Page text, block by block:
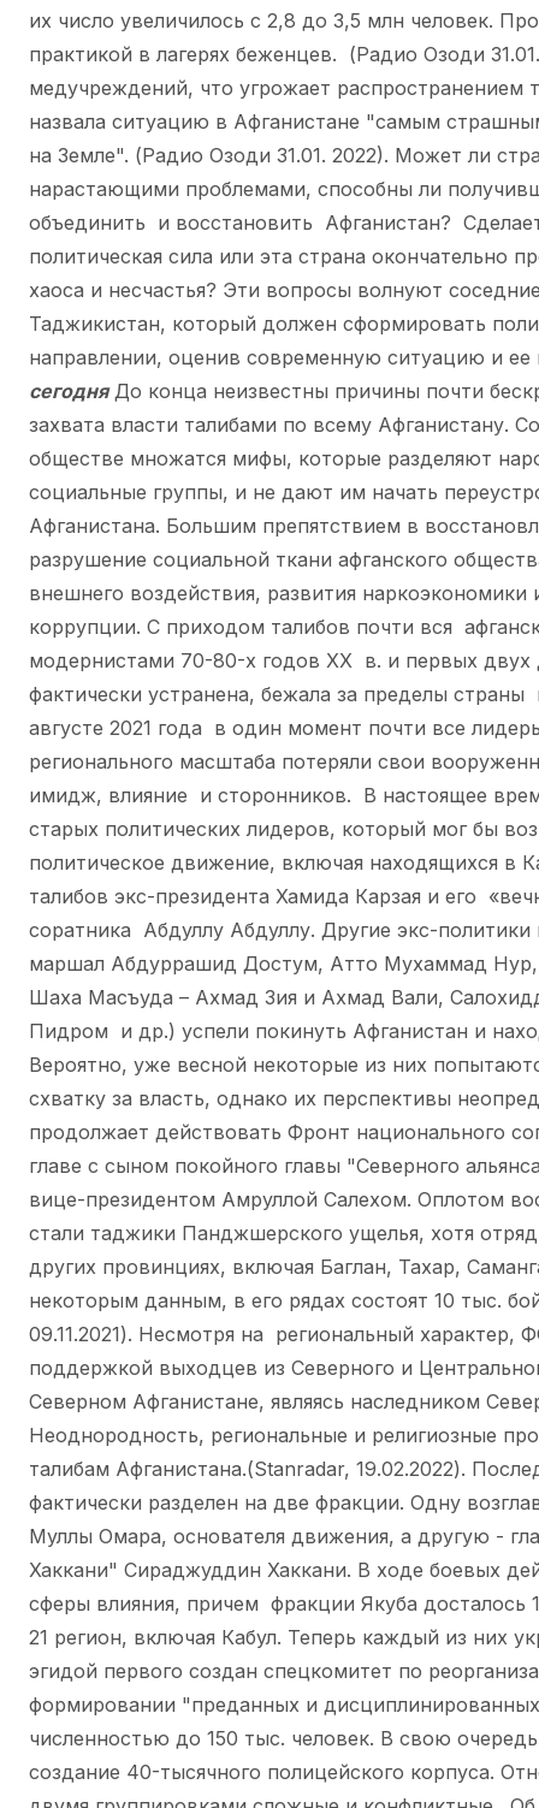
их число увеличилось с 2,8 до 3,5 млн человек.
практикой в лагерях беженцев. (Радио Озоди
медучреждений, что угрожает
назвала ситуацию в Афганистане "самым
на Земле". (Радио Озоди 31.01. 2022). Может ли
нарастающими проблемами, способны ли
объединить и восстановить Афганистан?
политическая сила или эта страна окончательно
хаоса и несчастья? Эти вопросы волнуют
Таджикистан, который должен сформировать
направлении, оценив современную ситуацию и
сегодняДо конца неизвестны причины почти
захвата власти талибами по всему Афганистану.
обществе множатся мифы, которые разделяют
социальные группы, и не дают им начать
Афганистана. Большим препятствием в
разрушение социальной ткани афганского
внешнего воздействия, развития
коррупции. С приходом талибов почти вся
модернистами 70-80-х годов ХХ в. и первых двух
фактически устранена, бежала за пределы
августе 2021 года в один момент почти все
регионального масштаба потеряли свои
имидж, влияние и сторонников. В настоящее
старых политических лидеров, который мог бы
политическое движение, включая находящихся в
талибов экс-президента Хамида Карзая и его
соратника Абдуллу Абдуллу. Другие экс-
маршал Абдуррашид Достум, Атто Мухаммад Нур,
Шаха Масъуда – Ахмад Зия и Ахмад Вали,
Пидром и др.) успели покинуть Афганистан и
Вероятно, уже весной некоторые из них
схватку за власть, однако их перспективы
продолжает действовать Фронт национального
главе с сыном покойного главы "Северного
вице-президентом Амруллой Салехом. Оплотом
стали таджики Панджшерского ущелья, хотя
других провинциях, включая Баглан, Тахар,
некоторым данным, в его рядах состоят 10 тыс.
09.11.2021). Несмотря на региональный характер,
поддержкой выходцев из Северного и
Северном Афганистане, являясь наследником
Неоднородность, региональные и религиозные
талибам Афганистана.(Stanradar, 19.02.2022).
фактически разделен на две фракции. Одну
Муллы Омара, основателя движения, а другую -
Хаккани" Сираджуддин Хаккани. В ходе боевых
сферы влияния, причем фракции Якуба досталось
21 регион, включая Кабул. Теперь каждый из них
эгидой первого создан спецкомитет по
формировании "преданных и
численностью до 150 тыс. человек. В свою
создание 40-тысячного полицейского корпуса.